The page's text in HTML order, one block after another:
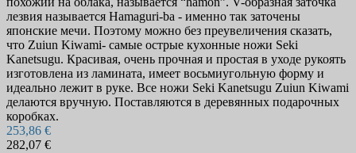
лезвия называется Hamaguri-ba - именно так заточены
японские мечи. Поэтому можно без преувеличения сказать,
что Zuiun Kiwami- самые острые кухонные ножи Seki
Kanetsugu. Красивая, очень прочная и простая в уходе рукоять
изготовлена ​​из ламината, имеет восьмиугольную форму и
идеально лежит в руке. Все ножи Seki Kanetsugu Zuiun Kiwami
делаются вручную. Поставляются в деревянных подарочных
коробках.
253,86 €
282,07 €